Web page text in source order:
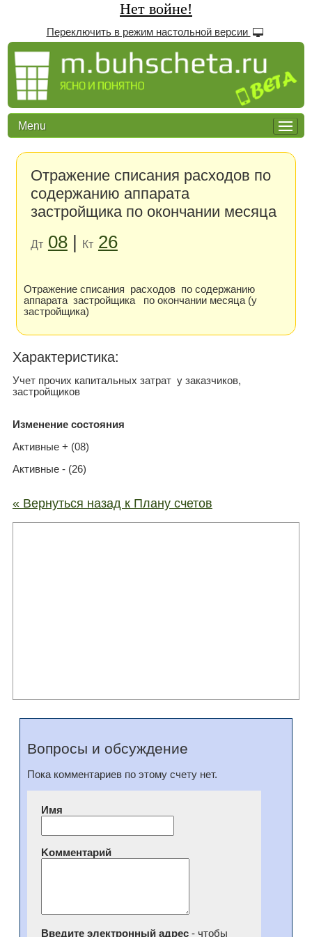
Нет войне!
Переключить в режим настольной версии
Menu
Отражение списания расходов по
содержанию аппарата
застройщика по окончании месяца
Дт 08| Кт 26
Отражение списания расходов по содержанию
аппарата застройщика по окончании месяца (у
застройщика)
Xарактеристика:
Учет прочих капитальных затрат у заказчиков,
застройщиков
Изменение состояния
Активные + (08)
Активные - (26)
« Вернуться назад к Плану счетов
Вопросы и обсуждение
Пока комментариев по этому счету нет.
Имя
Kомментарий
Введите электронный адрес- чтобы